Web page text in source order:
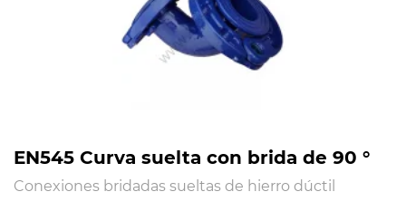
EN545 Curva suelta con brida de 90 °
Conexiones bridadas sueltas de hierro dúctil